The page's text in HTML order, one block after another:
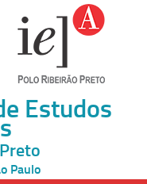
Estudos
Paulo